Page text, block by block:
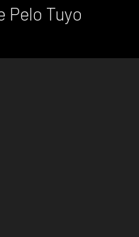
Pelo Tuyo